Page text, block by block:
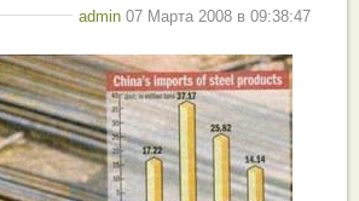
admin 07 Марта 2008 в 09:38:47